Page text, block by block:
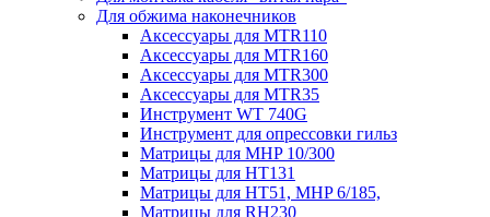
Для обжима наконечников
Аксессуары для MTR110
Аксессуары для MTR160
Аксессуары для MTR300
Аксессуары для MTR35
Инструмент WT 740G
Инструмент для опрессовки гильз
Матрицы для MHP 10/300
Матрицы для НТ131
Матрицы для НТ51, MHP 6/185,
Матрицы для RH230